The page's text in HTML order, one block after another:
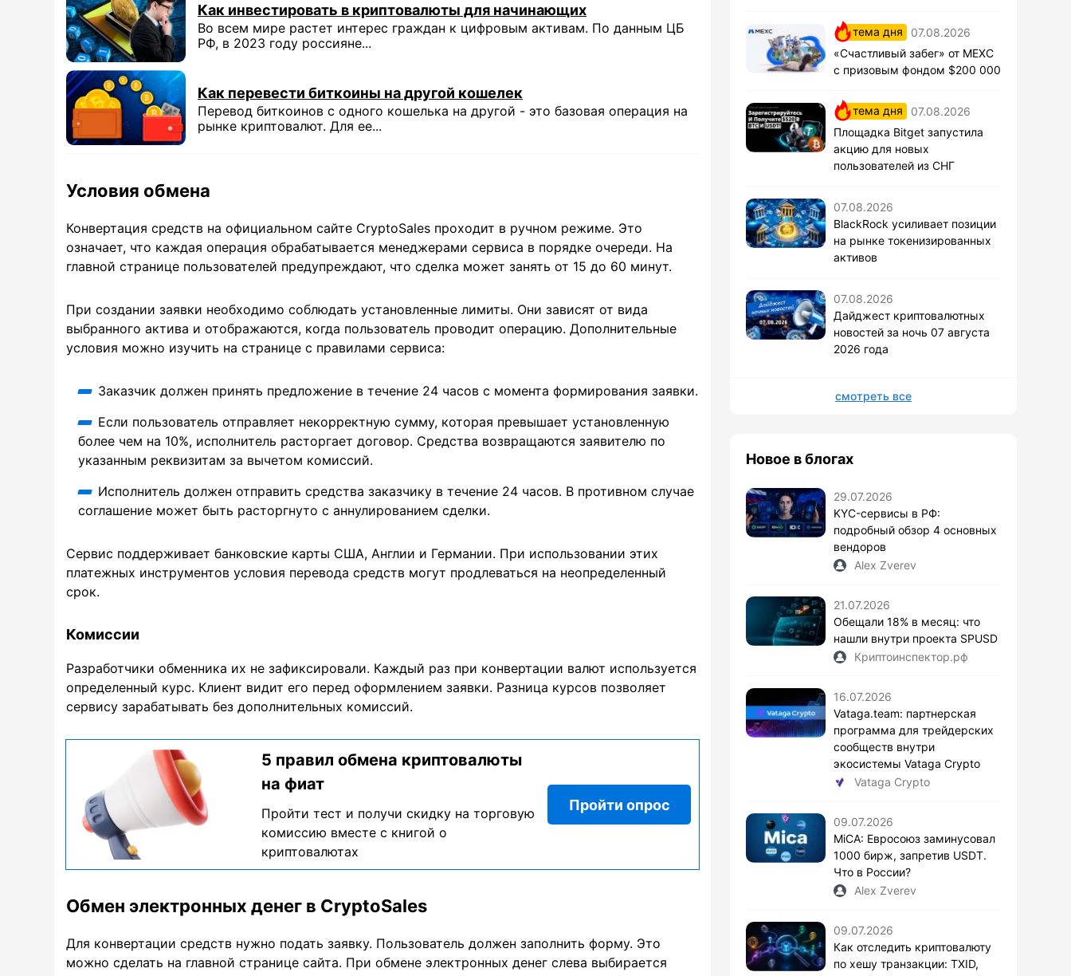
Как инвестировать в криптовалюты для начинающих
Во всем мире растет интерес граждан к цифровым активам. По данным ЦБ
РФ, в 2023 году россияне...
Как перевести биткоины на другой кошелек
Перевод биткоинов с одного кошелька на другой - это базовая операция на
рынке криптовалют. Для ее...
Условия обмена
Конвертация средств на официальном сайте CryptoSales проходит в ручном режиме. Это
означает, что каждая операция обрабатывается менеджерами сервиса в порядке очереди. На
главной странице пользователей предупреждают, что сделка может занять от 15 до 60 минут.
При создании заявки необходимо соблюдать установленные лимиты. Они зависят от вида
выбранного актива и отображаются, когда пользователь проводит операцию. Дополнительные
условия можно изучить на странице с правилами сервиса:
Заказчик должен принять предложение в течение 24 часов с момента формирования заявки.
Если пользователь отправляет некорректную сумму, которая превышает установленную
более чем на 10%, исполнитель расторгает договор. Средства возвращаются заявителю по
указанным реквизитам за вычетом комиссий.
Исполнитель должен отправить средства заказчику в течение 24 часов. В противном случае
соглашение может быть расторгнуто с аннулированием сделки.
Сервис поддерживает банковские карты США, Англии и Германии. При использовании этих
платежных инструментов условия перевода средств могут продлеваться на неопределенный
срок.
Комиссии
Разработчики обменника их не зафиксировали. Каждый раз при конвертации валют используется
определенный курс. Клиент видит его перед оформлением заявки. Разница курсов позволяет
сервису зарабатывать без дополнительных комиссий.
5 правил обмена криптовалюты
на фиат
Пройти тест и получи скидку на торговую
комиссию вместе с книгой о
криптовалютах
Пройти опрос
Обмен электронных денег в CryptoSales
Для конвертации средств нужно подать заявку. Пользователь должен заполнить форму. Это
можно сделать на главной странице сайта. При обмене электронных денег слева выбирается
тема дня
07.08.2026
«Счастливый забег» от MEXC
с призовым фондом $200 000
тема дня
07.08.2026
Площадка Bitget запустила
акцию для новых
пользователей из СНГ
07.08.2026
BlackRock усиливает позиции
на рынке токенизированных
активов
07.08.2026
Дайджест криптовалютных
новостей за ночь 07 августа
2026 года
смотреть все
Новое в блогах
29.07.2026
KYC-сервисы в РФ:
подробный обзор 4 основных
вендоров
Alex Zverev
21.07.2026
Обещали 18% в месяц: что
нашли внутри проекта SPUSD
Криптоинспектор.рф
16.07.2026
Vataga.team: партнерская
программа для трейдерских
сообществ внутри
экосистемы Vataga Crypto
Vataga Crypto
09.07.2026
MiCA: Евросоюз заминусовал
1000 бирж, запретив USDT.
Что в России?
Alex Zverev
09.07.2026
Как отследить криптовалюту
по хешу транзакции: TXID,